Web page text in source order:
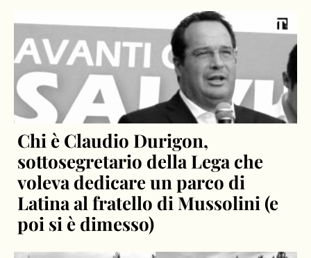
Chi è Claudio Durigon,
sottosegretario della Lega che
voleva dedicare un parco di
Latina al fratello di Mussolini (e
poi si è dimesso)